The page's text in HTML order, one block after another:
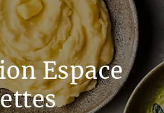
Espace